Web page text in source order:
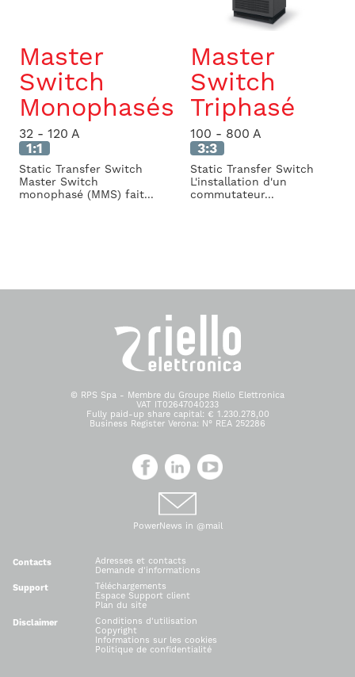
Master
Switch
Monophasés
32 - 120 A
1:1
Static Transfer Switch
Master Switch
monophasé (MMS) fait...
Master
Switch
Triphasé
100 - 800 A
3:3
Static Transfer Switch
L'installation d'un
commutateur...
© RPS Spa - Membre du Groupe Riello Elettronica
VAT IT02647040233
Fully paid-up share capital: € 1.230.278,00
Business Register Verona: N° REA 252286
PowerNews in @mail
Contacts
Adresses et contacts
Demande d'informations
Support
Téléchargements
Espace Support client
Plan du site
Disclaimer
Conditions d'utilisation
Copyright
Informations sur les cookies
Politique de confidentialité